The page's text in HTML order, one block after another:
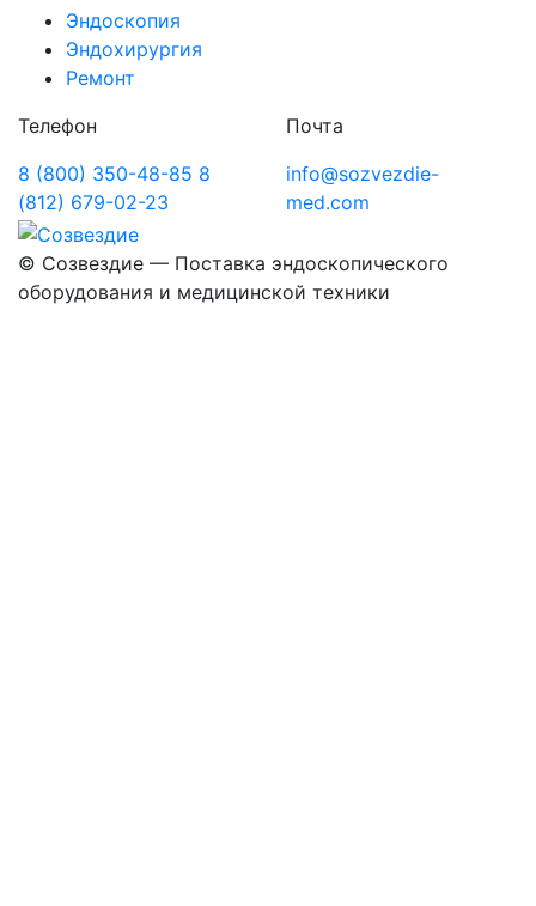
Эндоскопия
Эндохирургия
Ремонт
Телефон
8 (800) 350-48-85 8
(812) 679-02-23
Почта
info@sozvezdie-
med.com
© Созвездие — Поставка эндоскопического
оборудования и медицинской техники